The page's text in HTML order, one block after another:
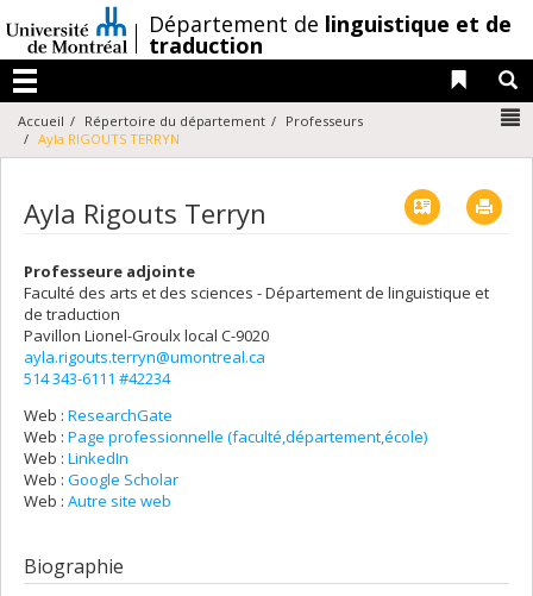
au
contenu
/Département de linguistique et de
traduction
Menu
Liens
Accueil Répertoire du département
Professeurs
Ayla RIGOUTS TERRYN
Ayla Rigouts Terryn Vcard
Professeure adjointe
Faculté des arts et des sciences - Département de linguistique et
de traduction
Pavillon Lionel-Groulxlocal C-9020
ayla.rigouts.terryn@umontreal.ca
514 343-6111 #42234
Web : ResearchGate
Web : Page professionnelle (faculté,département,école)
Web : LinkedIn
Web : Google Scholar
Web : Autre site web
Biographie